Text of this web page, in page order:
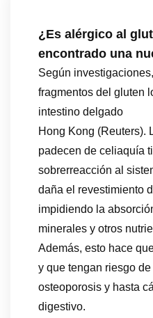
¿Es alérgico al
encontrado una
Según
fragmentos del gluten
intestino delgado
Hong Kong (Reuters).
padecen de celiaquía
sobrerreacción al
daña el revestimiento
impidiendo la
minerales y otros
Además, esto hace
y que tengan riesgo
osteoporosis y hasta
digestivo.